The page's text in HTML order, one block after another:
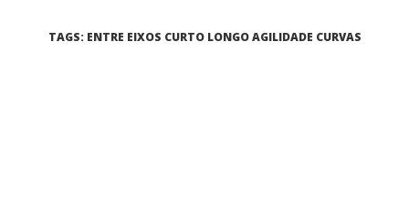
TAGS: ENTRE EIXOS CURTO LONGO AGILIDADE CURVAS